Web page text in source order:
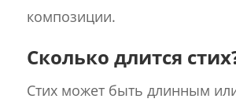
композиции.
Сколько длится
Стих может быть длинным